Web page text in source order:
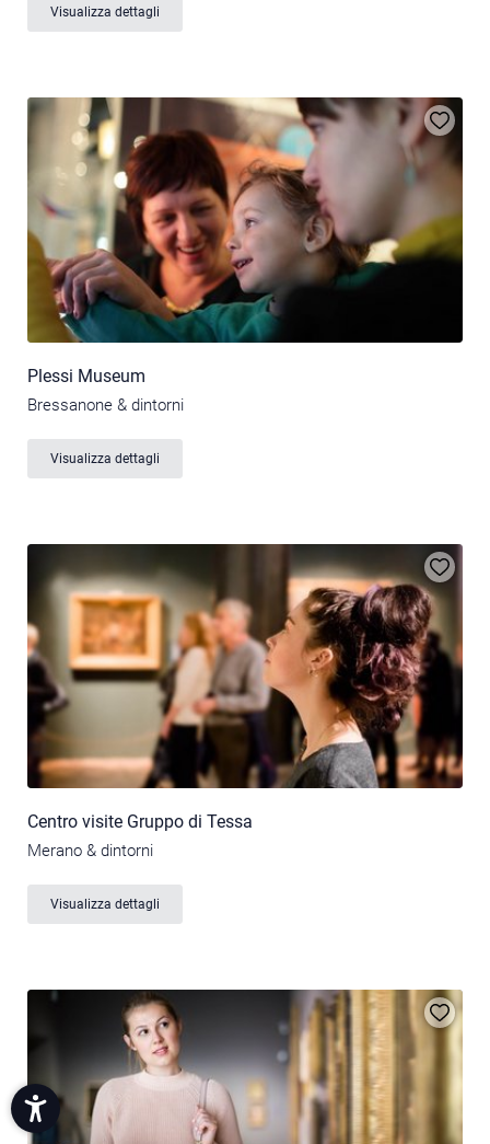
Visualizza dettagli
Plessi Museum
Bressanone & dintorni
Visualizza dettagli
Centro visite Gruppo di Tessa
Merano & dintorni
Visualizza dettagli